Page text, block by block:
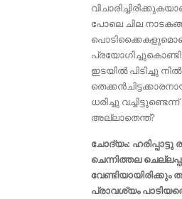
പോലെ ചില
ഇടയില്‍ പിടിച്ചു
ധരിച്ചു
അല്ലാതെന്ത്?
ചോദ്യം: ഹരിപ്പാട്ടു
ചെന്നിത്തല
പ്രാവശ്യം